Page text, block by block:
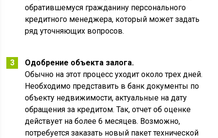
обратившемуся гражданину персонального
кредитного менеджера, который может задать
ряд уточняющих вопросов.
Одобрение объекта залога.
Обычно на этот процесс уходит около трех дней.
Необходимо представить в банк документы по
объекту недвижимости, актуальные на дату
обращения за кредитом. Так, отчет об оценке
действует на более 6 месяцев. Возможно,
потребуется заказать новый пакет технической